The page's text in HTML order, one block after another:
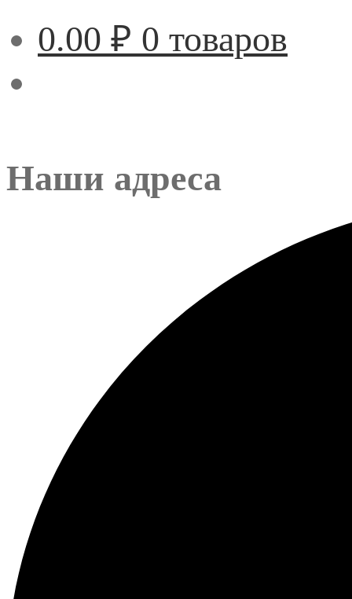
0.00 ₽ 0 товаров
Наши адреса